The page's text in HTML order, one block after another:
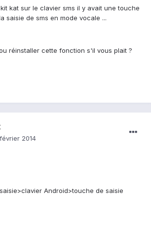
kat sur le clavier sms il y avait une touche
saisie de sms en mode vocale ...
réinstaller cette fonction s'il vous plait ?
2014
Android>touche de saisie